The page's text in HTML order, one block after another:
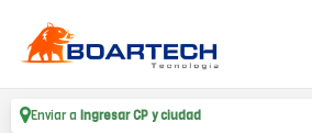
Enviar a Ingresar CP y ciudad